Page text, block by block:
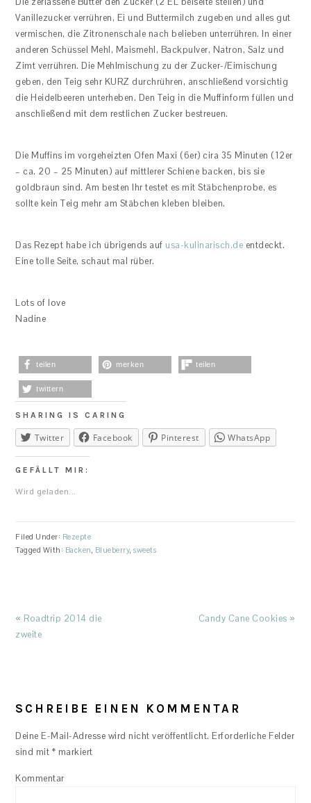
Vanillezucker verrühren, Ei und Buttermilch zugeben und alles gut
vermischen, die Zitronenschale nach belieben unterrühren. In einer
anderen Schüssel Mehl, Maismehl, Backpulver, Natron, Salz und
Zimt verrühren. Die Mehlmischung zu der Zucker-/Eimischung
geben, den Teig sehr KURZ durchrühren, anschließend vorsichtig
die Heidelbeeren unterheben. Den Teig in die Muffinform füllen und
anschließend mit dem restlichen Zucker bestreuen.
Die Muffins im vorgeheizten Ofen Maxi (6er) cira 35 Minuten (12er
– ca. 20 – 25 Minuten) auf mittlerer Schiene backen, bis sie
goldbraun sind. Am besten Ihr testet es mit Stäbchenprobe, es
sollte kein Teig mehr am Stäbchen kleben bleiben.
Das Rezept habe ich übrigends auf usa-kulinarisch.de entdeckt.
Eine tolle Seite, schaut mal rüber.
Lots of love
Nadine
teilen merken teilen
twittern
SHARING IS CARING
Twitter Facebook Pinterest WhatsApp
GEFÄLLT MIR:
Wird geladen...
Filed Under: Rezepte
Tagged With: Backen, Blueberry,sweets
Previous
Post:
« Roadtrip 2014 die
zweite
Next
Candy Cane Cookies »
INTERACTIONS
SCHREIBE EINEN KOMMENTAR
Deine E-Mail-Adresse wird nicht veröffentlicht. Erforderliche Felder
sind mit * markiert
Kommentar